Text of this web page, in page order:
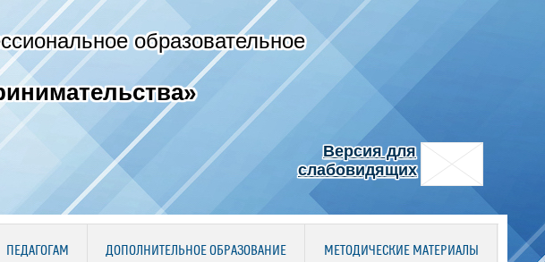
образовательное
Версия для
слабовидящих
ПЕДАГОГАМ ДОПОЛНИТЕЛЬНОЕ ОБРАЗОВАНИЕ МЕТОДИЧЕСКИЕ МАТЕРИАЛЫ